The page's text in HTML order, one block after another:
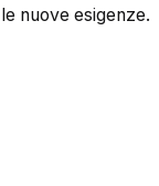
nuove esigenze.